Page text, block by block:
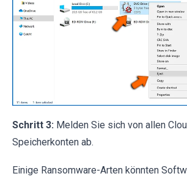
Schritt 3: Melden Sie sich von allen
Speicherkonten ab.
Einige Ransomware-Arten könnten